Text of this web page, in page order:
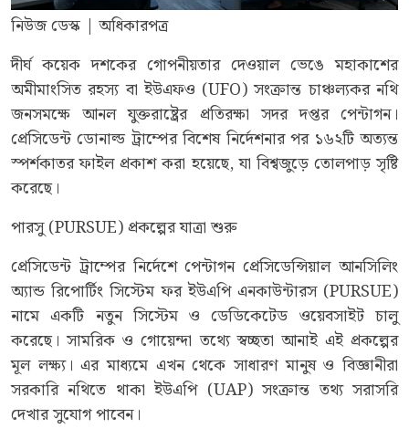
নিউজ ডেস্ক | অধিকারপত্র
দীর্ঘ কয়েক দশকের গোপনীয়তার দেওয়াল ভেঙে মহাকাশের
অমীমাংসিত রহস্য বা ইউএফও (UFO) সংক্রান্ত চাঞ্চল্যকর নথি
জনসমক্ষে আনল যুক্তরাষ্ট্রের প্রতিরক্ষা সদর দপ্তর পেন্টাগন।
প্রেসিডেন্ট ডোনাল্ড ট্রাম্পের বিশেষ নির্দেশনার পর ১৬২টি অত্যন্ত
স্পর্শকাতর ফাইল প্রকাশ করা হয়েছে, যা বিশ্বজুড়ে তোলপাড় সৃষ্টি
করেছে।
পারসু (PURSUE) প্রকল্পের যাত্রা শুরু
প্রেসিডেন্ট ট্রাম্পের নির্দেশে পেন্টাগন প্রেসিডেন্সিয়াল আনসিলিং
অ্যান্ড রিপোর্টিং সিস্টেম ফর ইউএপি এনকাউন্টারস (PURSUE)
নামে একটি নতুন সিস্টেম ও ডেডিকেটেড ওয়েবসাইট চালু
করেছে। সামরিক ও গোয়েন্দা তথ্যে স্বচ্ছতা আনাই এই প্রকল্পের
মূল লক্ষ্য। এর মাধ্যমে এখন থেকে সাধারণ মানুষ ও বিজ্ঞানীরা
সরকারি নথিতে থাকা ইউএপি (UAP) সংক্রান্ত তথ্য সরাসরি
দেখার সুযোগ পাবেন।